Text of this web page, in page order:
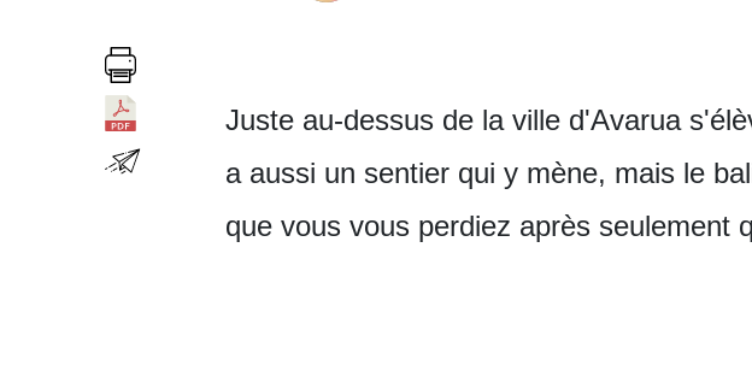
Juste au-dessus de la ville d'Avarua
a aussi un sentier qui y mène, mais le
que vous vous perdiez après seulement